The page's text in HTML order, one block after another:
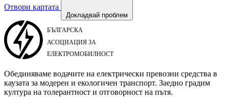
Отвори картата
Докладвай проблем
Обединяваме водачите на електрически превозни средства в
каузата за модерен и екологичен транспорт. Заедно градим
култура на толерантност и отговорност на пътя.